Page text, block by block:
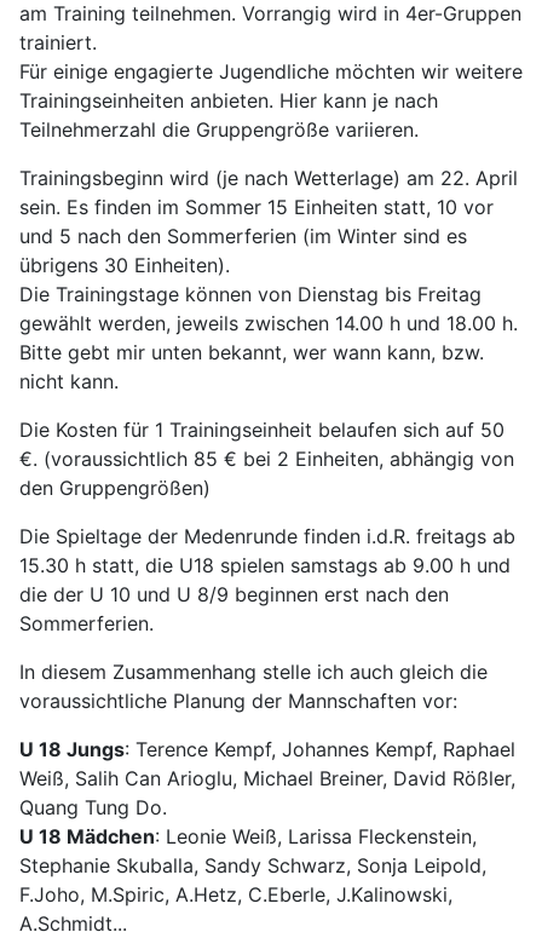
am Training teilnehmen. Vorrangig wird in 4er-Gruppen
trainiert.
Für einige engagierte Jugendliche möchten wir weitere
Trainingseinheiten anbieten. Hier kann je nach
Teilnehmerzahl die Gruppengröße variieren.
Trainingsbeginn wird (je nach Wetterlage) am 22. April
sein. Es finden im Sommer 15 Einheiten statt, 10 vor
und 5 nach den Sommerferien (im Winter sind es
übrigens 30 Einheiten).
Die Trainingstage können von Dienstag bis Freitag
gewählt werden, jeweils zwischen 14.00 h und 18.00 h.
Bitte gebt mir unten bekannt, wer wann kann, bzw.
nicht kann.
Die Kosten für 1 Trainingseinheit belaufen sich auf 50
€. (voraussichtlich 85 € bei 2 Einheiten, abhängig von
den Gruppengrößen)
Die Spieltage der Medenrunde finden i.d.R. freitags ab
15.30 h statt, die U18 spielen samstags ab 9.00 h und
die der U 10 und U 8/9 beginnen erst nach den
Sommerferien.
In diesem Zusammenhang stelle ich auch gleich die
voraussichtliche Planung der Mannschaften vor:
U 18 Jungs: Terence Kempf, Johannes Kempf, Raphael
Weiß, Salih Can Arioglu, Michael Breiner, David Rößler,
Quang Tung Do.
U 18 Mädchen: Leonie Weiß, Larissa Fleckenstein,
Stephanie Skuballa, Sandy Schwarz, Sonja Leipold,
F.Joho, M.Spiric, A.Hetz, C.Eberle, J.Kalinowski,
A.Schmidt...